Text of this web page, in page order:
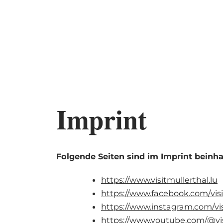
Imprint
Folgende Seiten sind im Imprint
https://www.visitmullerthal.lu
https://www.facebook.com/
https://www.instagram.com/
https://www.youtube.com/